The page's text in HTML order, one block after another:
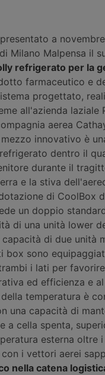
a
Milano Malpensa il
refrigerato per la
farmaceutico e
progettato,
all'azienda laziale
aerea
innovativo è
dentro il
durante il
e la stiva
di CoolBox
un doppio
di una unità lower
di due unità
box sono
i lati per
ed efficienza e
temperatura è
una capacità di
a cella spenta,
esterna oltre i
i vettori aerei
nella catena